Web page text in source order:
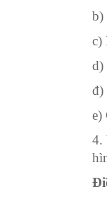
b)
c)
d)
đ)
e)
4.